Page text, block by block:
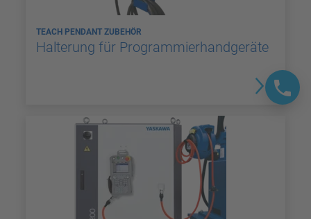
TEACH PENDANT ZUBEHÖR
Halterung für Programmierhandgeräte